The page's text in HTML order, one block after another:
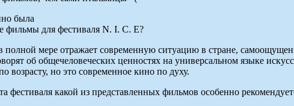
была
для фестиваля N. I. C. E?
полной мере отражает современную ситуацию в стране,
об общечеловеческих ценностях на универсальном языке
возрасту, но это современное кино по духу.
какой из представленных фильмов особенно